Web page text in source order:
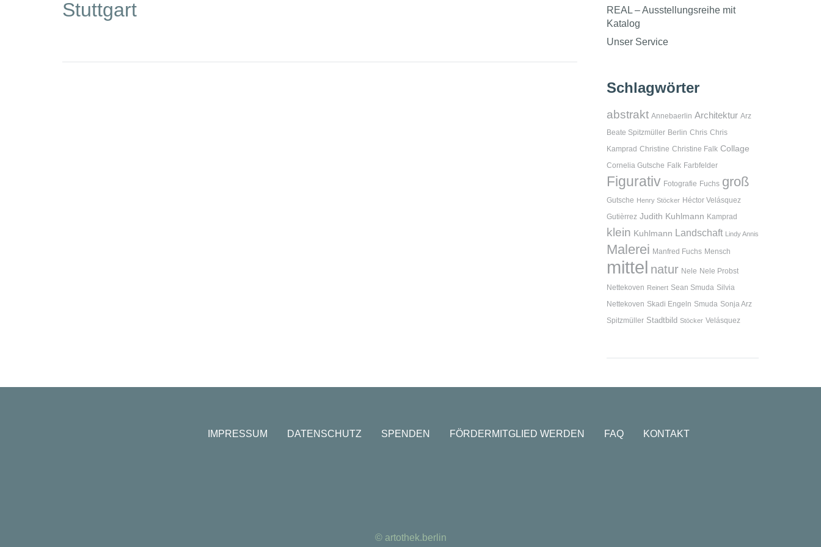
Stuttgart
REAL – Ausstellungsreihe mit
Katalog
Unser Service
Schlagwörter
abstrakt Annebaerlin Architektur Arz
Beate Spitzmüller Berlin Chris Chris
Kamprad Christine Christine Falk Collage
Cornelia Gutsche Falk Farbfelder
Figurativ Fotografie Fuchs groß
Gutsche Henry Stöcker Héctor Velásquez
Gutièrrez Judith Kuhlmann Kamprad
klein Kuhlmann Landschaft Lindy Annis
Malerei Manfred Fuchs Mensch
mittel natur Nele Nele Probst
Nettekoven Reinert Sean Smuda Silvia
Nettekoven Skadi Engeln Smuda Sonja Arz
Spitzmüller Stadtbild Stöcker Velásquez
IMPRESSUM DATENSCHUTZ SPENDEN FÖRDERMITGLIED WERDEN FAQ KONTAKT
© artothek.berlin